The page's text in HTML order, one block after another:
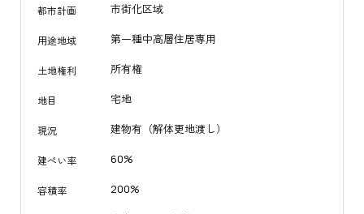
都市計画 市街化区域
用途地域 第一種中高層住居専用
土地権利 所有権
地目 宅地
現況 建物有（解体更地渡し）
建ぺい率 60%
容積率 200%